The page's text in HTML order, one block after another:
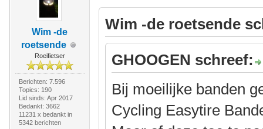
Wim -de
roetsende
Roeifietser
Berichten: 7.596
Topics: 190
Lid sinds: Apr 2017
Bedankt: 3662
11231 x bedankt in
5342 berichten
Wim -de roetsende
GHOOGEN schreef:
Bij moeilijke banden
Cycling Easytire